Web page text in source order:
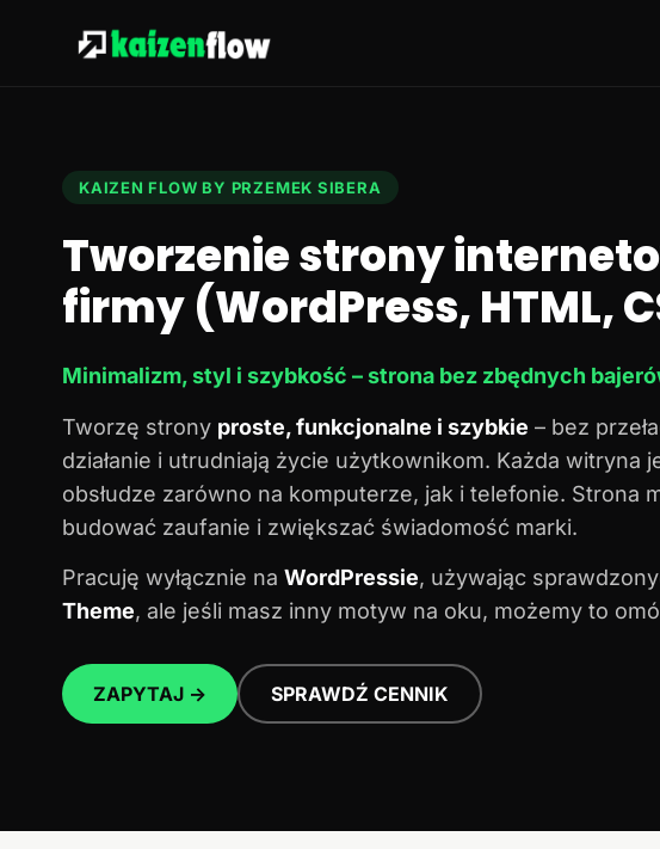
KAIZEN FLOW BY PRZEMEK SIBERA
Tworzenie strony
firmy (WordPress, HTML,
Minimalizm, styl i szybkość – strona bez zbędnych
Tworzę strony proste, funkcjonalne i szybkie – bez
działanie i utrudniają życie użytkownikom. Każda witryna
obsłudze zarówno na komputerze, jak i telefonie. Strona
budować zaufanie i zwiększać świadomość marki.
Pracuję wyłącznie na WordPressie, używając
Theme, ale jeśli masz inny motyw na oku, możemy to
ZAPYTAJ → SPRAWDŹ CENNIK